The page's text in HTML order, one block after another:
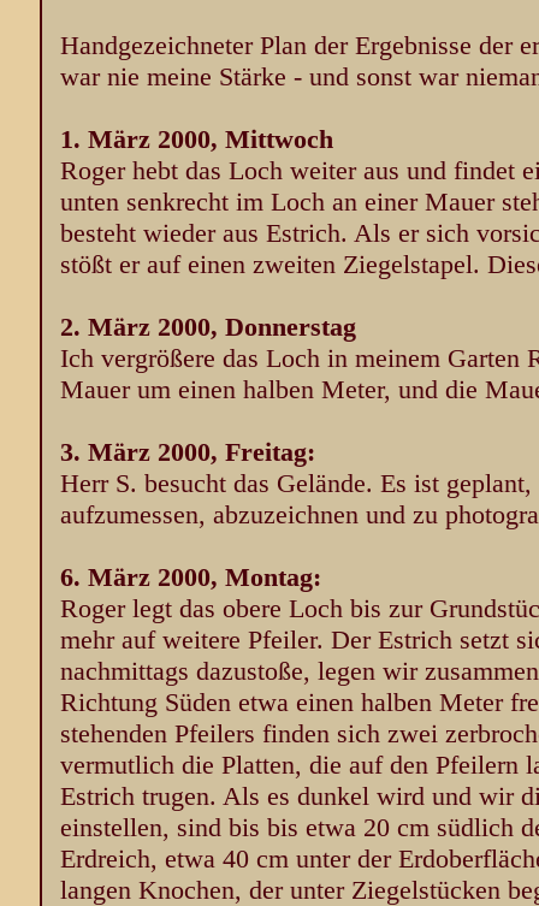
Handgezeichneter Plan der Ergebnisse der
war nie meine Stärke - und sonst war
1. März 2000, Mittwoch
Roger hebt das Loch weiter aus und findet
unten senkrecht im Loch an einer Mauer
besteht wieder aus Estrich. Als er sich
stößt er auf einen zweiten Ziegelstapel.
2. März 2000, Donnerstag
Ich vergrößere das Loch in meinem Garten
Mauer um einen halben Meter, und die
3. März 2000, Freitag:
Herr S. besucht das Gelände. Es ist
aufzumessen, abzuzeichnen und zu
6. März 2000, Montag:
Roger legt das obere Loch bis zur
mehr auf weitere Pfeiler. Der Estrich setzt
nachmittags dazustoße, legen wir
Richtung Süden etwa einen halben Meter
stehenden Pfeilers finden sich zwei
vermutlich die Platten, die auf den Pfeilern
Estrich trugen. Als es dunkel wird und wir
einstellen, sind bis bis etwa 20 cm südlich
Erdreich, etwa 40 cm unter der
langen Knochen, der unter Ziegelstücken